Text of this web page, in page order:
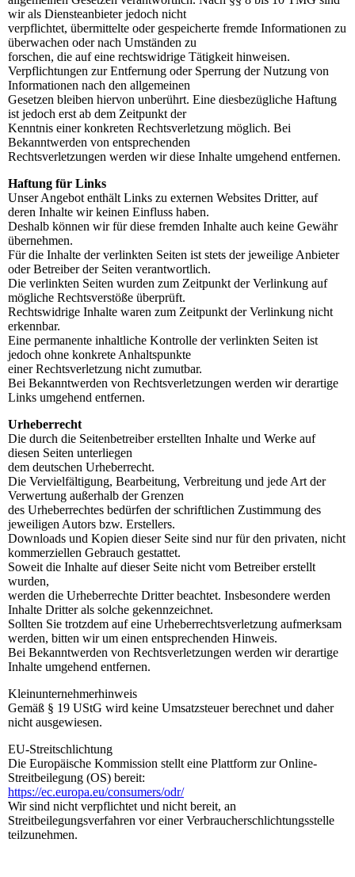
wir als Diensteanbieter jedoch nicht
verpflichtet, übermittelte oder gespeicherte fremde Informationen zu
überwachen oder nach Umständen zu
forschen, die auf eine rechtswidrige Tätigkeit hinweisen.
Verpflichtungen zur Entfernung oder Sperrung der Nutzung von
Informationen nach den allgemeinen
Gesetzen bleiben hiervon unberührt. Eine diesbezügliche Haftung
ist jedoch erst ab dem Zeitpunkt der
Kenntnis einer konkreten Rechtsverletzung möglich. Bei
Bekanntwerden von entsprechenden
Rechtsverletzungen werden wir diese Inhalte umgehend entfernen.
Haftung für Links
Unser Angebot enthält Links zu externen Websites Dritter, auf
deren Inhalte wir keinen Einfluss haben.
Deshalb können wir für diese fremden Inhalte auch keine Gewähr
übernehmen.
Für die Inhalte der verlinkten Seiten ist stets der jeweilige Anbieter
oder Betreiber der Seiten verantwortlich.
Die verlinkten Seiten wurden zum Zeitpunkt der Verlinkung auf
mögliche Rechtsverstöße überprüft.
Rechtswidrige Inhalte waren zum Zeitpunkt der Verlinkung nicht
erkennbar.
Eine permanente inhaltliche Kontrolle der verlinkten Seiten ist
jedoch ohne konkrete Anhaltspunkte
einer Rechtsverletzung nicht zumutbar.
Bei Bekanntwerden von Rechtsverletzungen werden wir derartige
Links umgehend entfernen.
Urheberrecht
Die durch die Seitenbetreiber erstellten Inhalte und Werke auf
diesen Seiten unterliegen
dem deutschen Urheberrecht.
Die Vervielfältigung, Bearbeitung, Verbreitung und jede Art der
Verwertung außerhalb der Grenzen
des Urheberrechtes bedürfen der schriftlichen Zustimmung des
jeweiligen Autors bzw. Erstellers.
Downloads und Kopien dieser Seite sind nur für den privaten, nicht
kommerziellen Gebrauch gestattet.
Soweit die Inhalte auf dieser Seite nicht vom Betreiber erstellt
wurden,
werden die Urheberrechte Dritter beachtet. Insbesondere werden
Inhalte Dritter als solche gekennzeichnet.
Sollten Sie trotzdem auf eine Urheberrechtsverletzung aufmerksam
werden, bitten wir um einen entsprechenden Hinweis.
Bei Bekanntwerden von Rechtsverletzungen werden wir derartige
Inhalte umgehend entfernen.
Kleinunternehmerhinweis
Gemäß § 19 UStG wird keine Umsatzsteuer berechnet und daher
nicht ausgewiesen.
EU-Streitschlichtung
Die Europäische Kommission stellt eine Plattform zur Online-
Streitbeilegung (OS) bereit:
https://ec.europa.eu/consumers/odr/
Wir sind nicht verpflichtet und nicht bereit, an
Streitbeilegungsverfahren vor einer Verbraucherschlichtungsstelle
teilzunehmen.